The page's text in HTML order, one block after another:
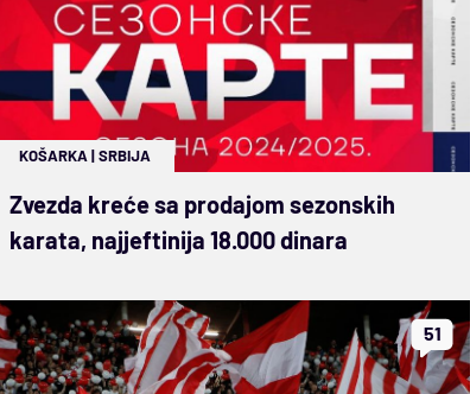
KOŠARKA |SRBIJA
Zvezda kreće sa prodajom sezonskih
karata, najjeftinija 18.000 dinara
51